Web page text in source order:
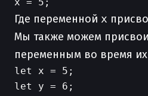
Где переменной x
Мы также можем
переменным во время
let x = 5;